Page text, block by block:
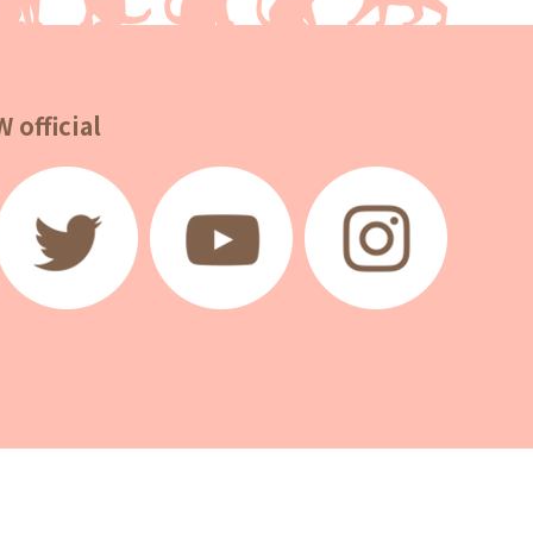
official